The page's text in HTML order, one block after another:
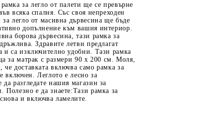
за легло от палети ще се превърне
всяка спалня. Със своя непреходен
легло от масивна дървесина ще бъде
допълнение към вашия интериор.
борова дървесина, тази рамка за
Здравите летви предлагат
и са изключително удобни. Тази рамка
за матрак с размери 90 x 200 см. Моля,
че доставката включва само рамка за
включен. Леглото е лесно за
разгледате нашия магазин за
Полезно е да знаете:Тази рамка за
и включва ламелите.